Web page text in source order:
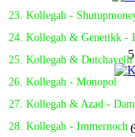
23. Kollegah -
24. Kollegah & Genetikk -
25. Kollegah & Dutchavelli
26. Kollegah - Monopol
27. Kollegah & Azad -
28. Kollegah - Immernoch